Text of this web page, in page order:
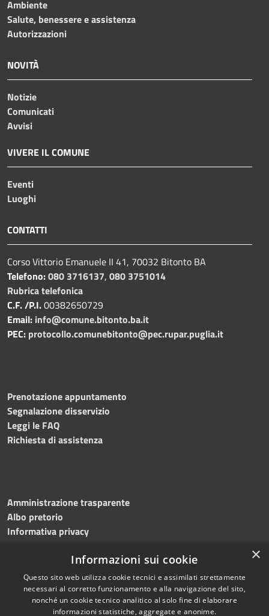
Ambiente
Salute, benessere e assistenza
Autorizzazioni
NOVITÀ
Notizie
Comunicati
Avvisi
VIVERE IL COMUNE
Eventi
Luoghi
CONTATTI
Corso Vittorio Emanuele II 41, 70032 Bitonto BA
Telefono:080 3716137, 080 3751014
Rubrica telefonica
C.F. /P.I.00382650729
Email: info@comune.bitonto.ba.it
PEC: protocollo.comunebitonto@pec.rupar.puglia.it
Prenotazione appuntamento
Segnalazione disservizio
Leggi le FAQ
Richiesta di assistenza
Amministrazione trasparente
Albo pretorio
Informativa privacy
Dichiarazione di accessibilità Meccanismo di feedback ×
Informazioni sui cookie
Questo sito web utilizza cookie tecnici e assimilati strettamente
necessari al corretto funzionamento e alla navigazione del sito,
nonché un cookie tecnico analitico al solo fine di elaborare
informazioni statistiche, aggregate e anonime.